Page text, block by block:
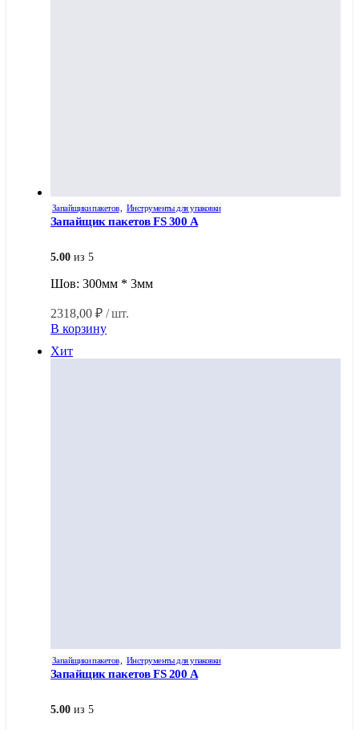
Запайщики пакетов, Инструменты для упаковки
Запайщик пакетов FS 300 A
5.00 из 5
Шов: 300мм * 3мм
2318,00 ₽ / шт.
В корзину
Хит
Запайщики пакетов, Инструменты для упаковки
Запайщик пакетов FS 200 A
5.00 из 5